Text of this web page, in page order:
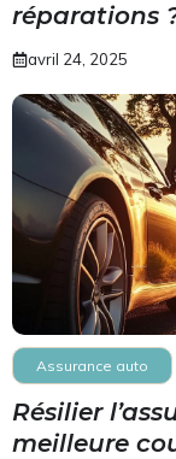
réparations
avril 24, 2025
Assurance auto
Résilier
meilleure